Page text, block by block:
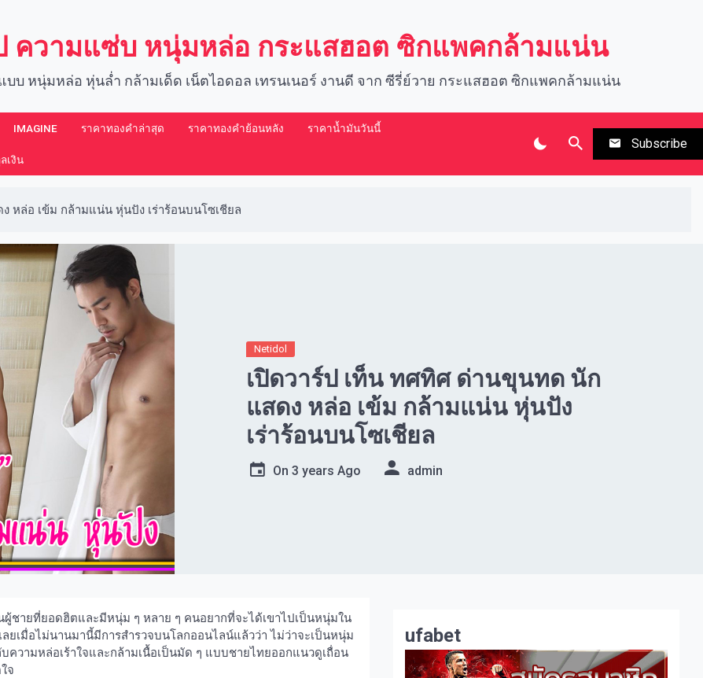
ความแซ่บ หนุ่มหล่อ กระแสฮอต ซิกแพคกล้ามแน่น
บบ หนุ่มหล่อ หุ่นล่ำ กล้ามเด็ด เน็ตไอดอล เทรนเนอร์ งานดี จาก ซีรี่ย์วาย กระแสฮอต ซิกแพคกล้ามแน่น
IMAGINE​ ราคาทองคำล่าสุด ราคาทองคำย้อนหลัง ราคาน้ำมันวันนี้
เงิน
Subscribe
หล่อ เข้ม กล้ามแน่น หุ่นปัง เร่าร้อนบนโซเชียล
Netidol
เปิดวาร์ป เท็น ทศทิศ ด่านขุนทด นัก
แสดง หล่อ เข้ม กล้ามแน่น หุ่นปัง
เร่าร้อนบนโซเชียล
On3 years Ago admin
ผู้ชายที่ยอดฮิตและมีหนุ่ม ๆ หลาย ๆ คนอยากที่จะได้เขาไปเป็นหนุ่มใน
ยเมื่อไม่นานมานี้มีการสำรวจบนโลกออนไลน์แล้วว่า ไม่ว่าจะเป็นหนุ่ม
วามหล่อเร้าใจและกล้ามเนื้อเป็นมัด ๆ แบบชายไทยออกแนวดูเถื่อน
จ
ufabet